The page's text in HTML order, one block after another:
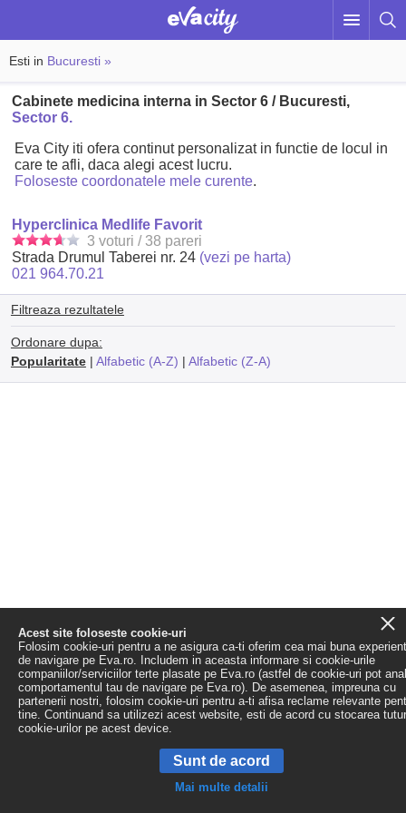
Esti in Bucuresti »
Cabinete medicina interna in Sector 6 / Bucuresti,
Sector 6.
Eva City iti ofera continut personalizat in functie de locul in
care te afli, daca alegi acest lucru.
Foloseste coordonatele mele curente.
Hyperclinica Medlife Favorit
3 voturi / 38 pareri
Strada Drumul Taberei nr. 24 (vezi pe harta)
021 964.70.21
Filtreaza rezultatele
Ordonare dupa:
Popularitate| Alfabetic (A-Z) | Alfabetic (Z-A)
Acest site foloseste cookie-uri
Folosim cookie-uri pentru a ne asigura ca-ti oferim cea mai buna
de navigare pe Eva.ro. Includem in aceasta informare si cookie-urile
companiilor/serviciilor terte plasate pe Eva.ro (astfel de cookie-uri pot
comportamentul tau de navigare pe Eva.ro). De asemenea, impreuna cu
partenerii nostri, folosim cookie-uri pentru a-ti afisa reclame relevante
tine. Continuand sa utilizezi acest website, esti de acord cu stocarea
cookie-urilor pe acest device.
Sunt de acord
Mai multe detalii